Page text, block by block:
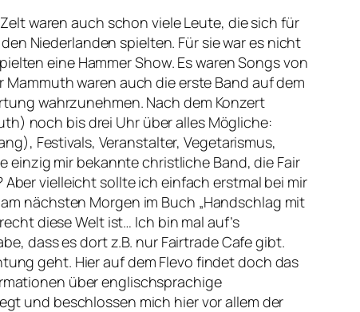
waren auch schon viele Leute, die sich für
Niederlanden spielten. Für sie war es nicht
eine Hammer Show. Es waren Songs von
waren auch die erste Band auf dem
wahrzunehmen. Nach dem Konzert
noch bis drei Uhr über alles Mögliche:
Festivals, Veranstalter, Vegetarismus,
einzig mir bekannte christliche Band, die Fair
vielleicht sollte ich einfach erstmal bei mir
nächsten Morgen im Buch „Handschlag mit
diese Welt ist… Ich bin mal auf’s
dass es dort z.B. nur Fairtrade Cafe gibt.
geht. Hier auf dem Flevo findet doch das
über englischsprachige
und beschlossen mich hier vor allem der